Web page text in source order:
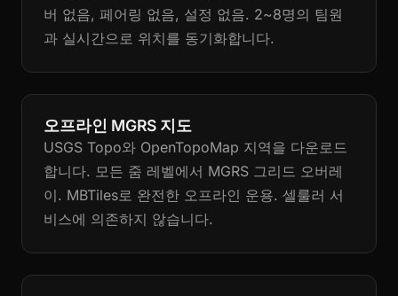
버 없음, 페어링 없음, 설정 없음. 2~8명의 팀원
과 실시간으로 위치를 동기화합니다.
오프라인 MGRS 지도
USGS Topo와 OpenTopoMap 지역을 다운로드
합니다. 모든 줌 레벨에서 MGRS 그리드 오버레
이. MBTiles로 완전한 오프라인 운용. 셀룰러 서
비스에 의존하지 않습니다.